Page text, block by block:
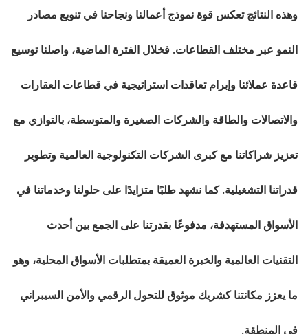
وهذه النتائج تعكس قوة نموذج أعمالنا ونجاحنا في تنويع مصادر
النمو عبر مختلف القطاعات. فخلال الفترة الماضية، واصلنا توسيع
قاعدة عملائنا وإبرام تعاقدات استراتيجية في قطاعات العقارات
والاتصالات والطاقة والشركات الصغيرة والمتوسطة، بالتوازي مع
تعزيز شراكاتنا مع كبرى الشركات التكنولوجية العالمية وتطوير
قدراتنا التشغيلية. كما نشهد طلبًا متزايدًا على حلولنا وخدماتنا في
الأسواق المستهدفة، مدفوعًا بقدرتنا على الجمع بين أحدث
التقنيات العالمية والخبرة العميقة بمتطلبات الأسواق المحلية، وهو
ما يعزز مكانتنا كشريك موثوق للتحول الرقمي والأمن السيبراني
في المنطقة.